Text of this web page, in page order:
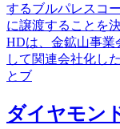
するブルパレスコ
に譲渡することを
HDは、金鉱山事業
して関連会社化し
とブ
ダイヤモン